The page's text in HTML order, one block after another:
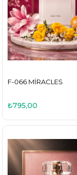
F-066 MIRACLES
₺795,00